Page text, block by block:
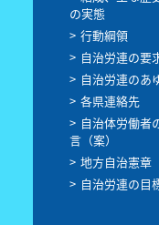
の実態
行動綱領
自治労連の要
自治労連のあ
各県連絡先
自治体労働者
言（案）
地方自治憲章
自治労連の目